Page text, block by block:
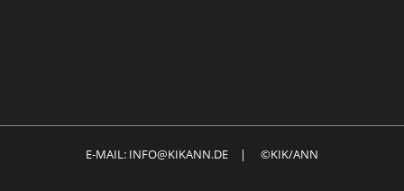
E-MAIL: INFO@KIKANN.DE | ©KIK/ANN